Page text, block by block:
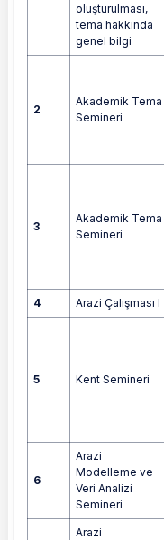
oluşturulması,
tema hakkında
genel bilgi
2
Akademik Tema
Semineri
3
Akademik Tema
Semineri
4 Arazi Çalışması I
5 Kent Semineri
6
Arazi
Modelleme ve
Veri Analizi
Semineri
Arazi